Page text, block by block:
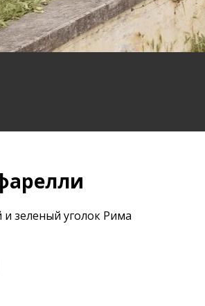
зеленый уголок Рима